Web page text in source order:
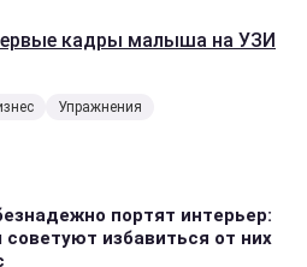
кадры малыша на УЗИ
Упражнения
портят интерьер:
избавиться от них